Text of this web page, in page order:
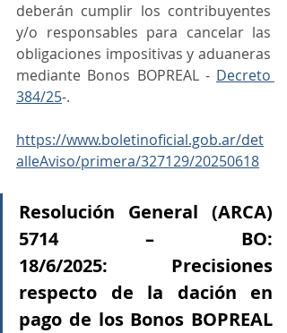
deberán cumplir los contribuyentes
y/o responsables para cancelar las
obligaciones impositivas y aduaneras
mediante Bonos BOPREAL - Decreto
384/25-.
https://www.boletinoficial.gob.ar/det
alleAviso/primera/327129/20250618
Resolución General (ARCA)
5714 – BO:
18/6/2025: Precisiones
respecto de la dación en
pago de los Bonos BOPREAL